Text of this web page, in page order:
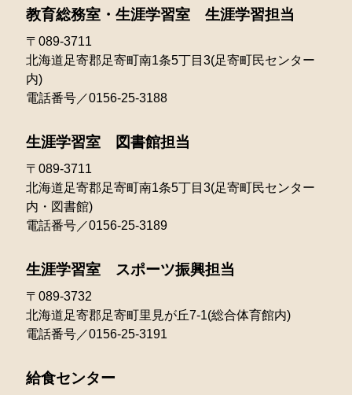
2025年01月
2024年01月
2023年03月
2023年02月
2023年01月
2022年05月
2022年04月
2022年01月
2021年06月
2021年05月
2020年04月
教育総務室・生涯学習室 生涯学習担当
〒089-3711
北海道足寄郡足寄町南1条5丁目3(足寄町民センター
内)
電話番号／0156-25-3188
生涯学習室 図書館担当
〒089-3711
北海道足寄郡足寄町南1条5丁目3(足寄町民センター
内・図書館)
電話番号／0156-25-3189
生涯学習室 スポーツ振興担当
〒089-3732
北海道足寄郡足寄町里見が丘7-1(総合体育館内)
電話番号／0156-25-3191
給食センター